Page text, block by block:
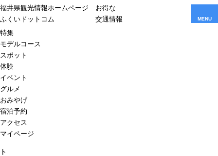
福井県観光情報ホームページ
ふくいドットコム
お得な
交通情報
MENU
特集
モデルコース
スポット
体験
イベント
グルメ
おみやげ
宿泊予約
アクセス
マイページ
ト